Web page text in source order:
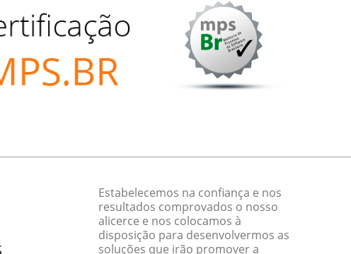
Estabelecemos na confiança e nos
resultados comprovados o nosso
alicerce e nos colocamos à
disposição para desenvolvermos as
soluções que irão promover a